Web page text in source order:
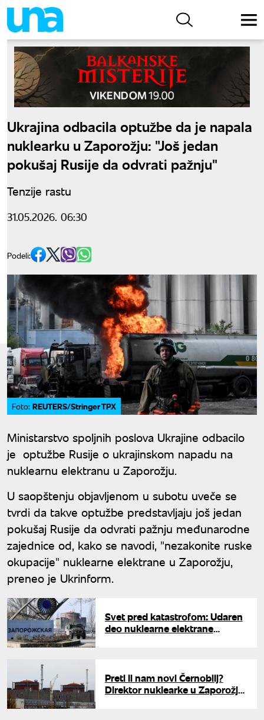
Ukrajina odbacila optužbe da je napala
nuklearku u Zaporožju: "Još jedan
pokušaj Rusije da odvrati pažnju"
Tenzije rastu
31.05.2026. 06:30
Podeli:
Foto: REUTERS/Stringer TPX
Ministarstvo spoljnih poslova Ukrajine odbacilo
je optužbe Rusije o ukrajinskom napadu na
nuklearnu elektranu u Zaporožju.
U saopštenju objavljenom u subotu uveče se
tvrdi da takve optužbe predstavljaju još jedan
pokušaj Rusije da odvrati pažnju međunarodne
zajednice od, kako se navodi, "nezakonite ruske
okupacije" nuklearne elektrane u Zaporožju,
preneo je Ukrinform.
Svet pred katastrofom: Udaren
deo nuklearne elektrane
Preti li nam novi Černobilj?
Direktor nuklearke u Zaporožju